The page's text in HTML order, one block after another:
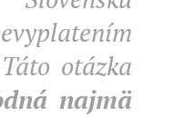
otázka
najmä